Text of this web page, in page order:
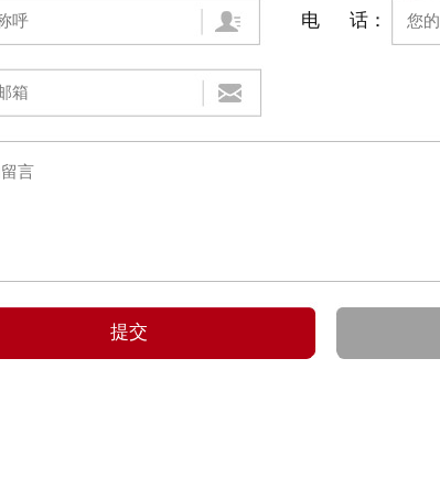
电 话：